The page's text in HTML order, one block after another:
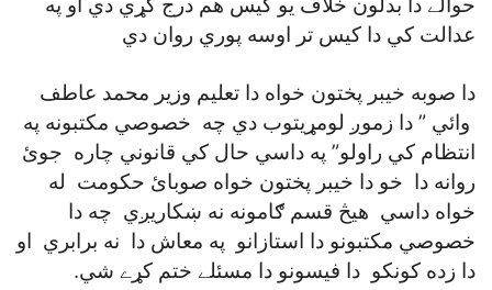
حوالے دا بدلون خلاف يو کيس هم درج کړي دي او په
عدالت کي دا کيس تر اوسه پوري روان دي
دا صوبه خيبر پختون خواه دا تعليم وزير محمد عاطف
وائي ” دا زموږ لومړيتوب دي چه خصوصي مکتبونه په
انتظام کي راولو” په داسي حال کي قانوني چاره جوئ
روانه دا خو دا خيبر پختون خواه صوبائ حکومت له
خواه داسي هيڅ قسم ګامونه نه ښکاريږي چه دا
خصوصي مکتبونو دا استازانو په معاش دا نه برابري او
دا زده کونکو دا فيسونو دا مسئلے ختم کړے شي.